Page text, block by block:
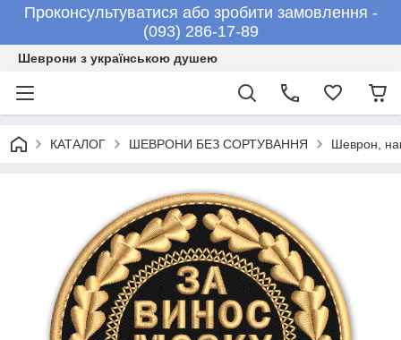
Проконсультуватися або зробити замовлення -
(093) 286-17-89
Шеврони з українською душею
КАТАЛОГ ШЕВРОНИ БЕЗ СОРТУВАННЯ Шеврон,